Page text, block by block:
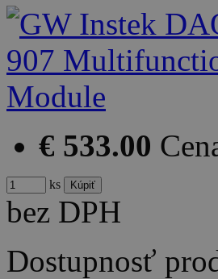
€ 533.00
ks
bez DPH
Dostupnosť